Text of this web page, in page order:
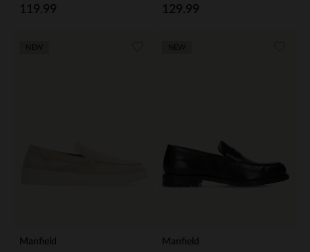
119.99 129.99
Manfield Manfield